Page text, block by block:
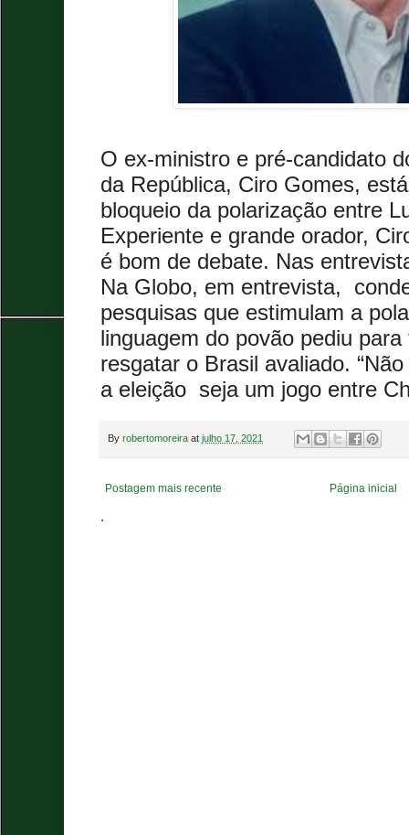
O ex-ministro e pré-candidato
da República, Ciro Gomes,
bloqueio da polarização entre
Experiente e grande orador,
é bom de debate. Nas
Na Globo, em entrevista,
pesquisas que estimulam a
linguagem do povão pediu
resgatar o Brasil avaliado.
a eleição seja um jogo entre
By robertomoreira at julho 17, 2021
Postagem mais recente Página inicial
.